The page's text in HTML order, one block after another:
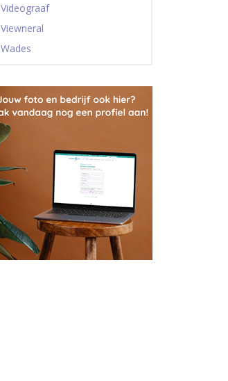
Videograaf
Viewneral
Wades